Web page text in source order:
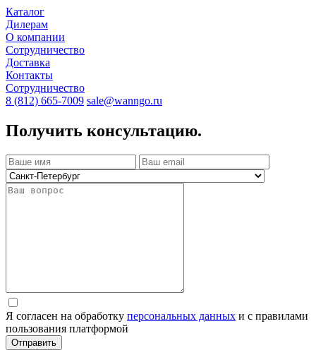
Каталог
Дилерам
О компании
Сотрудничество
Доставка
Контакты
Сотрудничество
8 (812) 665-7009 sale@wanngo.ru
Получить консультацию.
Я согласен на обработку персональных данных и с правилами
пользования платформой
Отправить